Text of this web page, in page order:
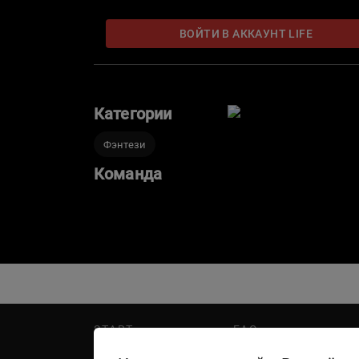
ВОЙТИ В АККАУНТ LIFE
Категории
Фэнтези
Команда
START
FAQ